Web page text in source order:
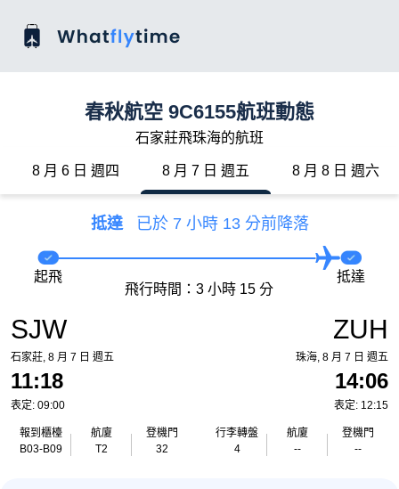
春秋航空 9C6155航班動態
石家莊飛珠海的航班
8 月 6 日 週四 8 月 7 日 週五 8 月 8 日 週六
抵達 已於 7 小時 13 分前降落
SJW
石家莊, 8 月 7 日 週五
11:18
表定: 09:00
報到櫃檯
B03-B09
航廈
T2
登機門
32
起飛
飛行時間：3 小時 15 分
抵達
ZUH
珠海, 8 月 7 日 週五
14:06
表定: 12:15
行李轉盤
4
航廈
--
登機門
--